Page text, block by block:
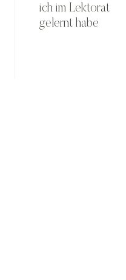
ich im Lektorat
gelernt habe